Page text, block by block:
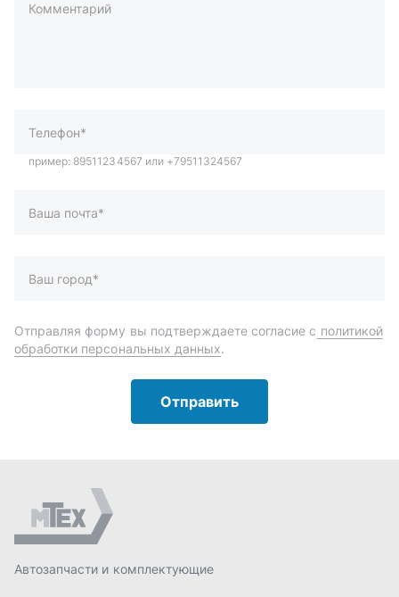
Комментарий
пример: 89511234567 или +79511324567
Отправить
Автозапчасти и комплектующие
Масла и автохимия
Спецпредложения
Доставка и оплата